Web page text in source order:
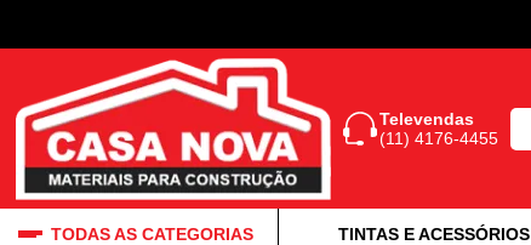
Televendas
(11) 4176-4455
TODAS AS CATEGORIAS TINTAS E ACESSÓRIOS